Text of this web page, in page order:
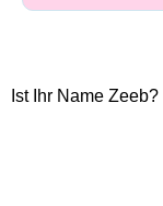
Ist Ihr Name Zeeb?